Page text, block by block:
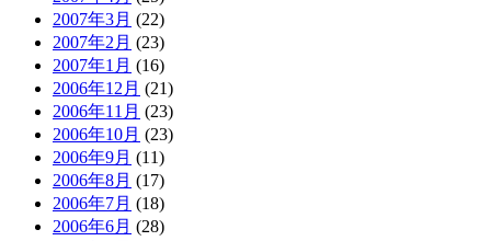
2007年3月 (22)
2007年2月 (23)
2007年1月 (16)
2006年12月 (21)
2006年11月 (23)
2006年10月 (23)
2006年9月 (11)
2006年8月 (17)
2006年7月 (18)
2006年6月 (28)